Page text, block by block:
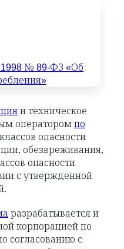
№ 89-ФЗ «Об
и техническое
оператором по
опасности
обезвреживания,
опасности
с утвержденной
разрабатывается и
корпорацией по
согласованию с